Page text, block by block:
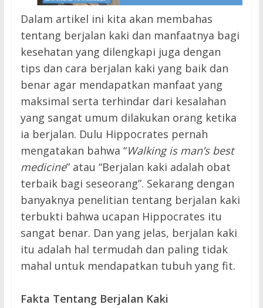
Dalam artikel ini kita akan membahas
tentang berjalan kaki dan manfaatnya bagi
kesehatan yang dilengkapi juga dengan
tips dan cara berjalan kaki yang baik dan
benar agar mendapatkan manfaat yang
maksimal serta terhindar dari kesalahan
yang sangat umum dilakukan orang ketika
ia berjalan. Dulu Hippocrates pernah
mengatakan bahwa “Walking is man’s best
medicine” atau “Berjalan kaki adalah obat
terbaik bagi seseorang”. Sekarang dengan
banyaknya penelitian tentang berjalan kaki
terbukti bahwa ucapan Hippocrates itu
sangat benar. Dan yang jelas, berjalan kaki
itu adalah hal termudah dan paling tidak
mahal untuk mendapatkan tubuh yang fit.
Fakta Tentang Berjalan Kaki